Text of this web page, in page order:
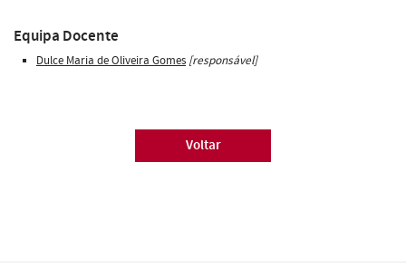
Equipa Docente
Dulce Maria de Oliveira Gomes [responsável]
Voltar